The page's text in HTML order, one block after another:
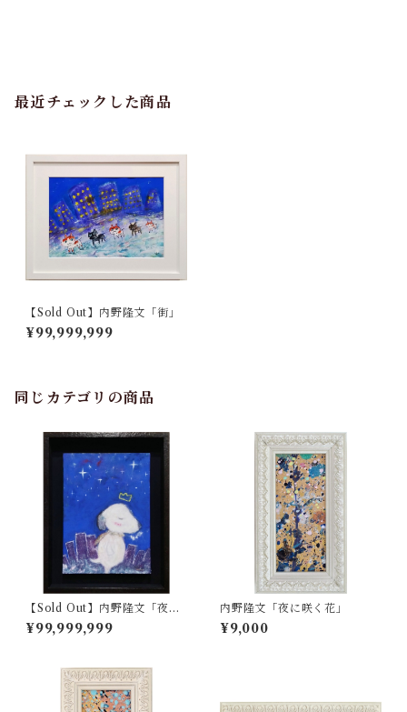
最近チェックした商品
【Sold Out】内野隆文「街」
¥99,999,999
同じカテゴリの商品
【Sold Out】内野隆文「夜の
犬」
¥99,999,999
内野隆文「夜に咲く花」
¥9,000